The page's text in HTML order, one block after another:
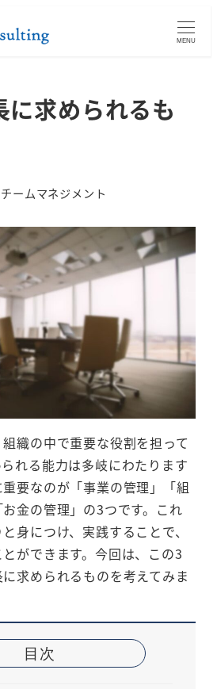
MENU
求められるも
グカテゴリー
チームマネジメント
織の中で重要な役割を担って
れる能力は多岐にわたります
要なのが「事業の管理」「組
金の管理」の3つです。これ
身につけ、実践することで、
ができます。今回は、この3
求められるものを考えてみま
目次